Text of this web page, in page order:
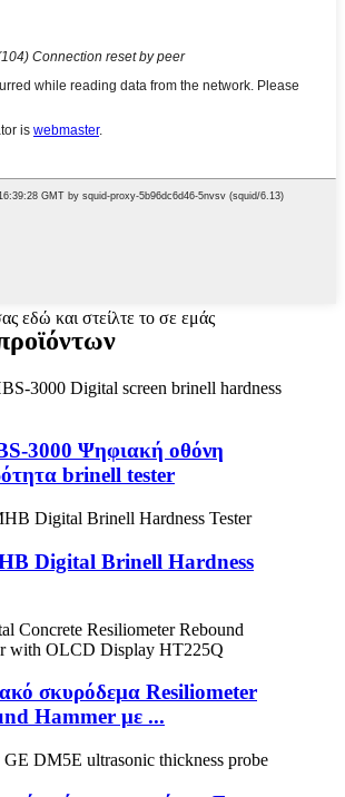
εδώ και στείλτε το σε εμάς
3000 Ψηφιακή οθόνη
brinell tester
Digital Brinell Hardness
σκυρόδεμα Resiliometer
Hammer με ...